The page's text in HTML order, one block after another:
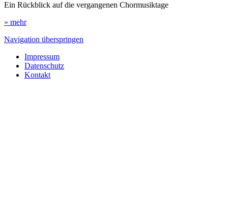
Ein Rückblick auf die vergangenen Chormusiktage
» mehr
Navigation überspringen
Impressum
Datenschutz
Kontakt